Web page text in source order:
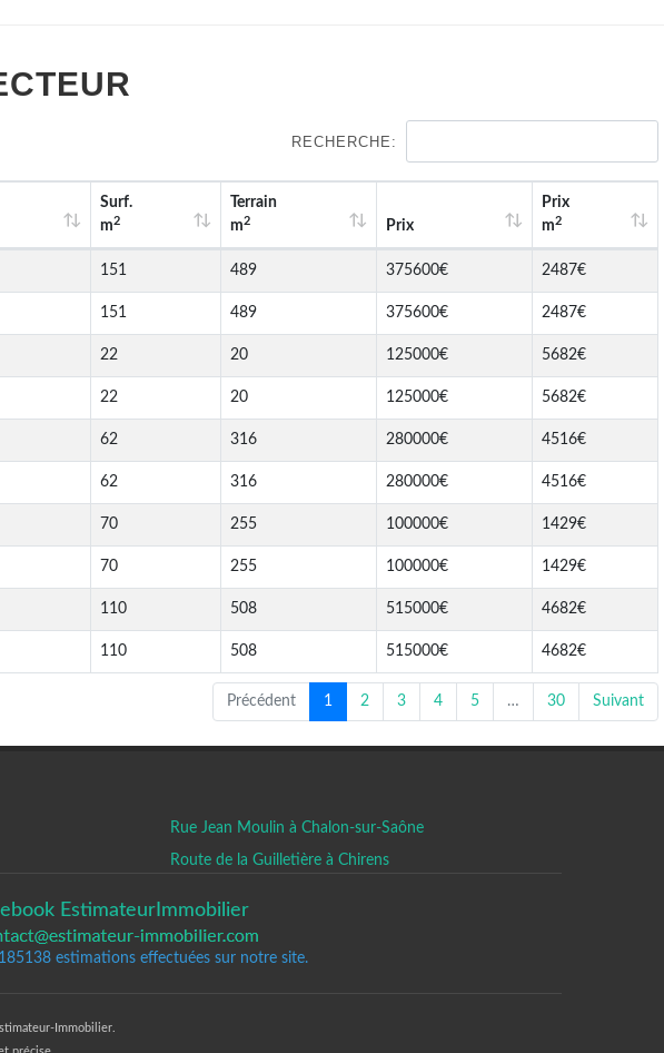
RECHERCHE:
Surf.
m2
Terrain
m2 Prix
Prix
m2
151 489 375600€ 2487€
151 489 375600€ 2487€
22 20 125000€ 5682€
22 20 125000€ 5682€
62 316 280000€ 4516€
62 316 280000€ 4516€
70 255 100000€ 1429€
70 255 100000€ 1429€
110 508 515000€ 4682€
110 508 515000€ 4682€
Précédent 1 2 3 4 5 … 30 Suivant
Rue Jean Moulin à Chalon-sur-Saône
Route de la Guilletière à Chirens
EstimateurImmobilier
estimations effectuées sur notre site.
Immobilier.